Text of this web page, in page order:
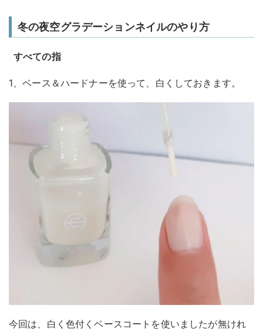
冬の夜空グラデーションネイルのやり方
すべての指
1、ベース＆ハードナーを使って、白くしておきます。
今回は、白く色付くベースコートを使いましたが無けれ